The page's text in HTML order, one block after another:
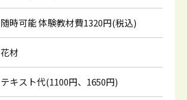
随時可能 体験教材費1320円(税込)
花材
テキスト代(1100円、1650円)